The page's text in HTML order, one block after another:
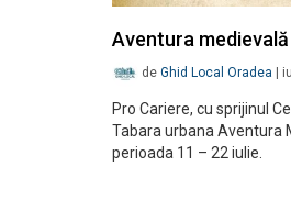
Aventura
de Ghid Local Oradea |
Pro Cariere, cu sprijinul
Tabara urbana Aventura
perioada 11 – 22 iulie.